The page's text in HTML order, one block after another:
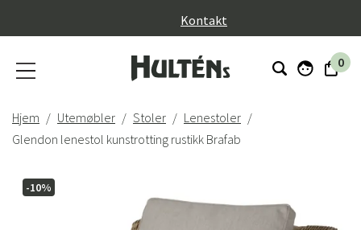
Kontakt
0
Hjem Utemøbler Stoler
Lenestoler
Glendon lenestol kunstrotting rustikk Brafab
-10%